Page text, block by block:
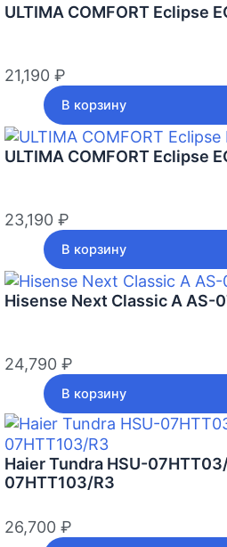
ULTIMA COMFORT Eclipse
21,190 ₽
В корзину
ULTIMA COMFORT Eclipse
23,190 ₽
В корзину
Hisense Next Classic A AS-
24,790 ₽
В корзину
Haier Tundra HSU-
07HTT103/R3
26,700 ₽